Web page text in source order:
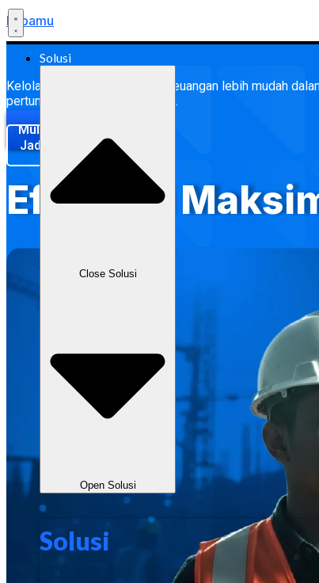
Labamu
Solusi
Close Solusi
Open Solusi
Solusi
Kelola proyek, anggaran, dan keuangan lebih mudah
pertumbuhan bisnis konstruksi.
Mulai Sekarang
Jadwalkan Demo
Efisiensi